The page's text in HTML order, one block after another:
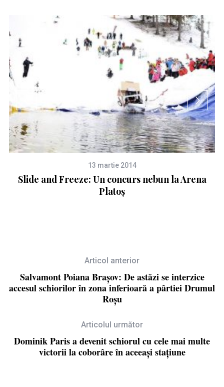
13 martie 2014
Slide and Freeze: Un concurs nebun la Arena
Platoș
Articol anterior
Salvamont Poiana Brașov: De astăzi se interzice
accesul schiorilor în zona inferioară a pârtiei Drumul
Roșu
Articolul următor
Dominik Paris a devenit schiorul cu cele mai multe
victorii la coborâre în aceeași stațiune